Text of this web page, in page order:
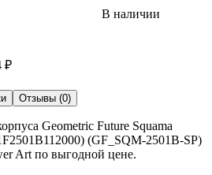
В наличии
₽
Отзывы (0)
Geometric Future Squama
(GF_SQM-2501B-SP)
Art по выгодной цене.